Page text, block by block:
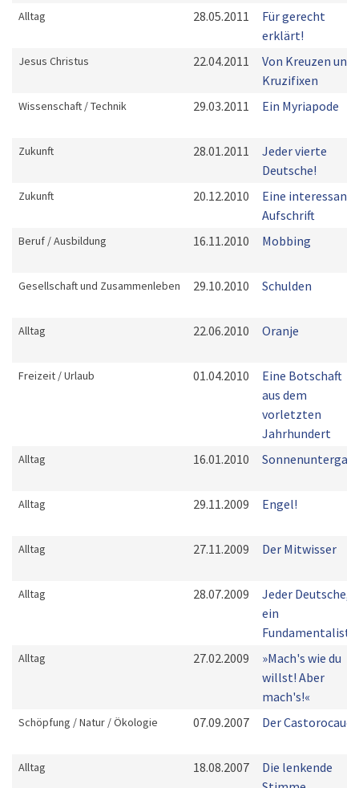
Alltag 28.05.2011
Für gerecht
erklärt!
Jesus Christus 22.04.2011
Von Kreuzen und
Kruzifixen
Wissenschaft / Technik 29.03.2011 Ein Myriapode
Zukunft 28.01.2011
Jeder vierte
Deutsche!
Zukunft 20.12.2010
Eine interessante
Aufschrift
Beruf / Ausbildung 16.11.2010 Mobbing
Gesellschaft und Zusammenleben 29.10.2010 Schulden
Alltag 22.06.2010 Oranje
Freizeit / Urlaub 01.04.2010
Eine Botschaft
aus dem
vorletzten
Jahrhundert
Alltag 16.01.2010
Alltag 29.11.2009 Engel!
Alltag 27.11.2009 Der Mitwisser
Alltag 28.07.2009
Jeder Deutsche,
ein
Fundamentalist!
Alltag 27.02.2009
»Mach's wie du
willst! Aber
mach's!«
Schöpfung / Natur / Ökologie 07.09.2007 Der Castorocauda
Alltag 18.08.2007
Die lenkende